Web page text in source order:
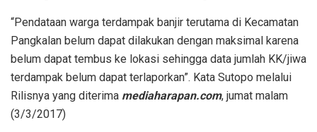
“Pendataan warga terdampak banjir terutama di Kecamatan
Pangkalan belum dapat dilakukan dengan maksimal karena
belum dapat tembus ke lokasi sehingga data jumlah KK/jiwa
terdampak belum dapat terlaporkan”. Kata Sutopo melalui
Rilisnya yang diterima mediaharapan.com, jumat malam
(3/3/2017)